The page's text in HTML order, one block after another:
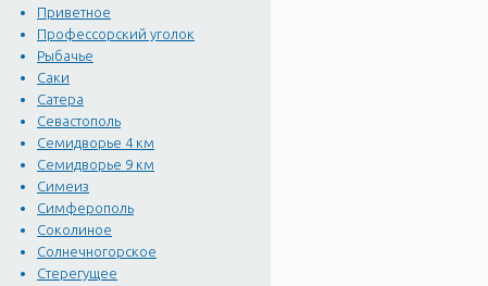
Приветное
Профессорский уголок
Рыбачье
Саки
Сатера
Севастополь
Семидворье 4 км
Семидворье 9 км
Симеиз
Симферополь
Соколиное
Солнечногорское
Стерегущее